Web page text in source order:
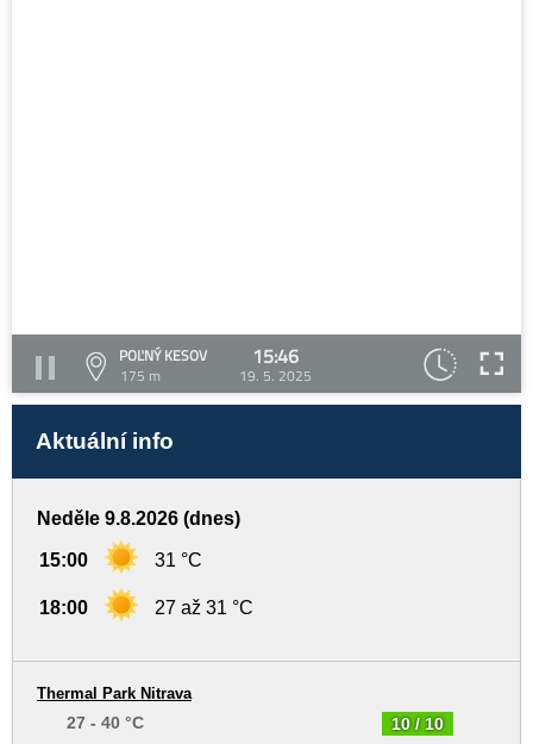
POĽNÝ KESOV
175 m
15:46
19. 5. 2025
Aktuální info
Neděle 9.8.2026 (dnes)
15:00 31 °C
18:00 27 až 31 °C
10 / 10
Thermal Park Nitrava
27 - 40 °C